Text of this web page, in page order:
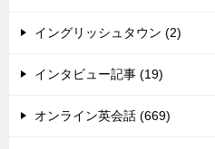
イングリッシュタウン (2)
インタビュー記事 (19)
オンライン英会話 (669)